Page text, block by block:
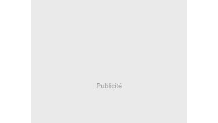
Publicité